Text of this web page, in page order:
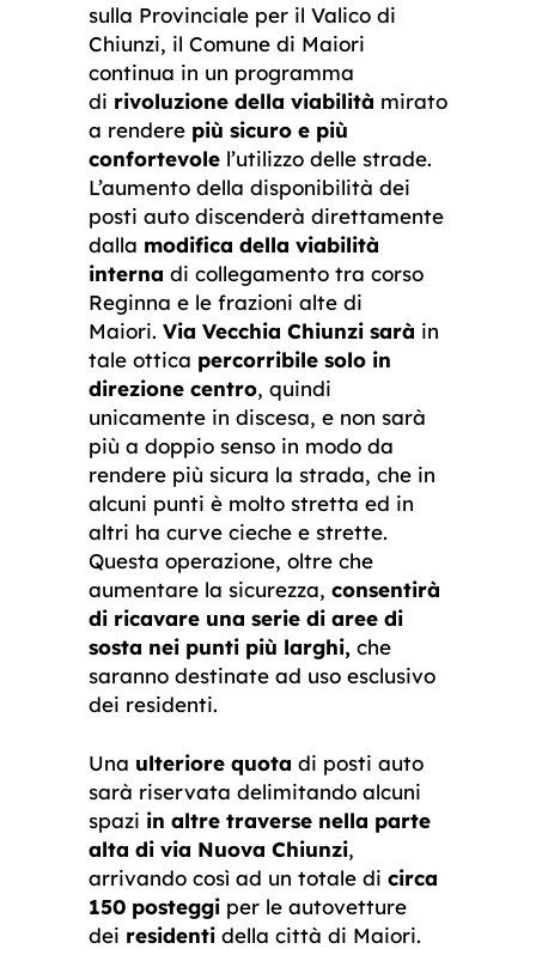
sulla Provinciale per il Valico di
Chiunzi, il Comune di Maiori
continua in un programma
di rivoluzione della viabilità mirato
a rendere più sicuro e più
confortevole l’utilizzo delle strade.
L’aumento della disponibilità dei
posti auto discenderà direttamente
dalla modifica della viabilità
interna di collegamento tra corso
Reginna e le frazioni alte di
Maiori. Via Vecchia Chiunzi sarà in
tale ottica percorribile solo in
direzione centro, quindi
unicamente in discesa, e non sarà
più a doppio senso in modo da
rendere più sicura la strada, che in
alcuni punti è molto stretta ed in
altri ha curve cieche e strette.
Questa operazione, oltre che
aumentare la sicurezza, consentirà
di ricavare una serie di aree di
sosta nei punti più larghi, che
saranno destinate ad uso esclusivo
dei residenti.
Una ulteriore quota di posti auto
sarà riservata delimitando alcuni
spazi in altre traverse nella parte
alta di via Nuova Chiunzi,
arrivando così ad un totale di circa
150 posteggi per le autovetture
dei residenti della città di Maiori.